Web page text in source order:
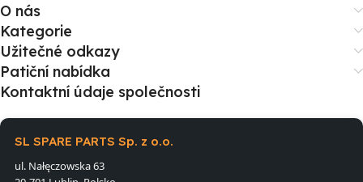
O nás
Kategorie
Užitečné odkazy
Patiční nabídka
Kontaktní údaje společnosti
SL SPARE PARTS Sp. z o.o.
ul. Nałęczowska 63